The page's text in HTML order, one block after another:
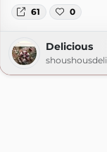
61 0
Delicious